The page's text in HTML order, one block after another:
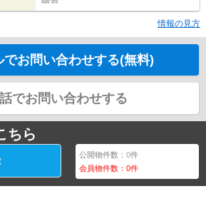
情報の見方
でお問い合わせする(無料)
でお問い合わせする
ちら
公開物件数：0件
会員物件数：0件